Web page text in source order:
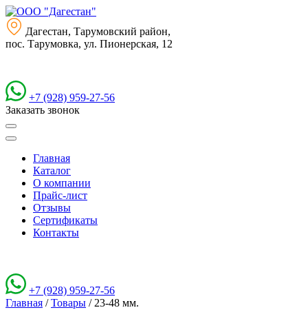
Дагестан, Тарумовский район,
пос. Тарумовка, ул. Пионерская, 12
+7 (928) 959-27-56
Заказать звонок
Главная
Каталог
О компании
Прайс-лист
Отзывы
Сертификаты
Контакты
+7 (928) 959-27-56
Главная / Товары / 23-48 мм.